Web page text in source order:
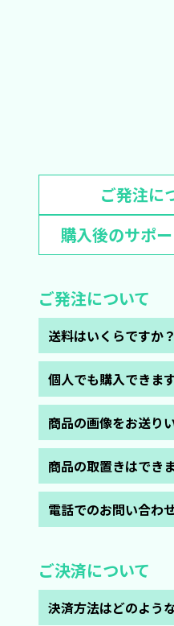
ご発注に
購入後のサポ
ご発注について
送料はいくらですか？
現在、キャンペーン中
個人でも購入できま
はい、できます。お気軽
商品の画像をお送り
「お問い合わせ」より
商品の取置きはでき
ほとんどの場合1週間の
電話でのお問い合わ
ご決済について
決済方法はどのよう